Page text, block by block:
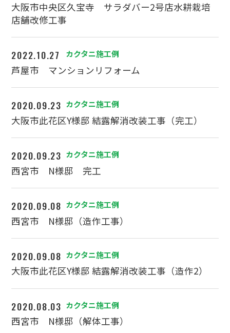
大阪市中央区久宝寺 サラダバー2号店水耕栽培
店舗改修工事
2022.10.27 カクタニ施工例
芦屋市 マンションリフォーム
2020.09.23 カクタニ施工例
大阪市此花区Y様邸 結露解消改装工事（完工）
2020.09.23 カクタニ施工例
西宮市 N様邸 完工
2020.09.08 カクタニ施工例
西宮市 N様邸（造作工事）
2020.09.08 カクタニ施工例
大阪市此花区Y様邸 結露解消改装工事（造作2）
2020.08.03 カクタニ施工例
西宮市 N様邸（解体工事）